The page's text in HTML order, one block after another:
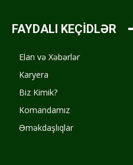
FAYDALI KEÇİDLƏR
Elan və Xəbərlər
Karyera
Biz Kimik?
Komandamız
Əməkdaşlıqlar